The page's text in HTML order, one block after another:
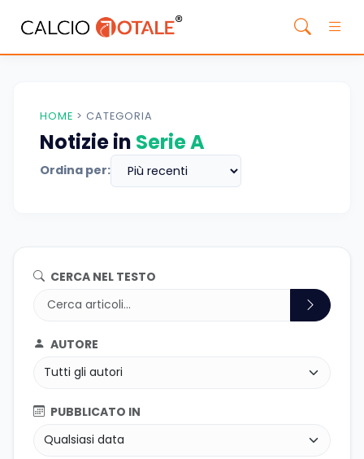
HOME > CATEGORIA
Notizie in Serie A
Ordina per:
CERCA NEL TESTO
AUTORE
PUBBLICATO IN